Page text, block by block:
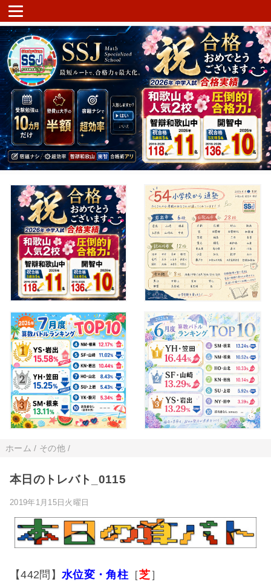
ホーム / その他/
本日のトレバト_0115
2019年1月15日火曜日
【442問】 水位変・角柱［芝］